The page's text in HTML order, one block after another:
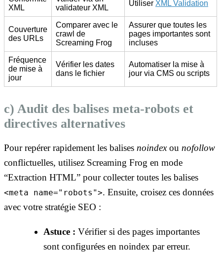
XML
validateur XML
Utiliser XML Validation
Couverture
des URLs
Comparer avec le
crawl de
Screaming Frog
Assurer que toutes les
pages importantes sont
incluses
Fréquence
de mise à
jour
Vérifier les dates
dans le fichier
Automatiser la mise à
jour via CMS ou scripts
c) Audit des balises meta-robots et
directives alternatives
Pour repérer rapidement les balises noindexou nofollow
conflictuelles, utilisez Screaming Frog en mode
“Extraction HTML” pour collecter toutes les balises
<meta name="robots">. Ensuite, croisez ces données
avec votre stratégie SEO :
Astuce : Vérifier si des pages importantes
sont configurées en noindex par erreur.